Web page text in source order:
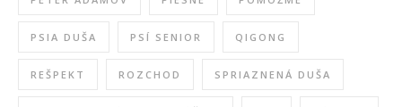
PSIA DUŠA PSÍ SENIOR QIGONG
REŠPEKT ROZCHOD SPRIAZNENÁ DUŠA